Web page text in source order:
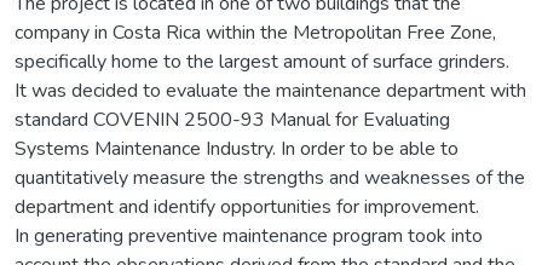
company in Costa Rica within the Metropolitan Free Zone,
specifically home to the largest amount of surface grinders.
It was decided to evaluate the maintenance department with
standard COVENIN 2500-93 Manual for Evaluating
Systems Maintenance Industry. In order to be able to
quantitatively measure the strengths and weaknesses of the
department and identify opportunities for improvement.
In generating preventive maintenance program took into